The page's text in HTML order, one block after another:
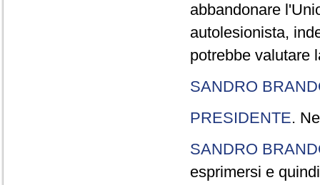
abbandonare
autolesionista,
potrebbe valutare
SANDRO
PRESIDENTE.
SANDRO
esprimersi e